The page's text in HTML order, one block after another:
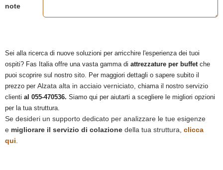
note
Sei alla ricerca di nuove soluzioni per arricchire l'esperienza dei tuoi
ospiti? Fas Italia offre una vasta gamma di attrezzature per buffetche
puoi scoprire sul nostro sito. Per maggiori dettagli o sapere subito il
prezzo per Alzata alta in acciaio verniciato, chiama il nostro servizio
clienti al 055-470536. Siamo qui per aiutarti a scegliere le migliori opzioni
per la tua struttura.
Se desideri un supporto dedicato per analizzare le tue esigenze
e migliorare il servizio di colazione della tua struttura, clicca
qui.